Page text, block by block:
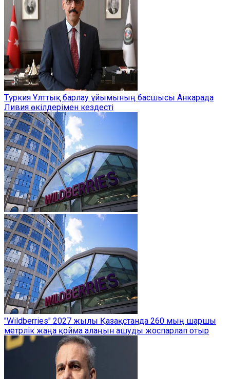
Түркия Ұлттық барлау ұйымының басшысы Анкарада
Ливия өкілдерімен кездесті
"Wildberries" 2027 жылы Қазақстанда 260 мың шаршы
метрлік жаңа қойма алаңын ашуды жоспарлап отыр